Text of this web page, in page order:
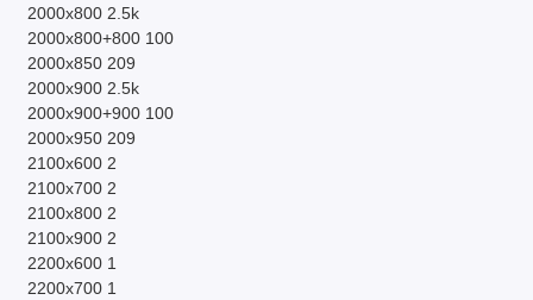
2000х800 2.5k
2000х800+800 100
2000х850 209
2000х900 2.5k
2000х900+900 100
2000х950 209
2100х600 2
2100х700 2
2100х800 2
2100х900 2
2200х600 1
2200х700 1